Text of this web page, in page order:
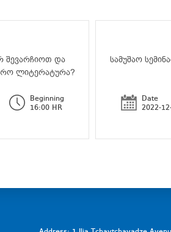
შევარჩიოთ და
ლიტერატურა?
Beginning
16:00 HR
სამუშაო
Date
2022-